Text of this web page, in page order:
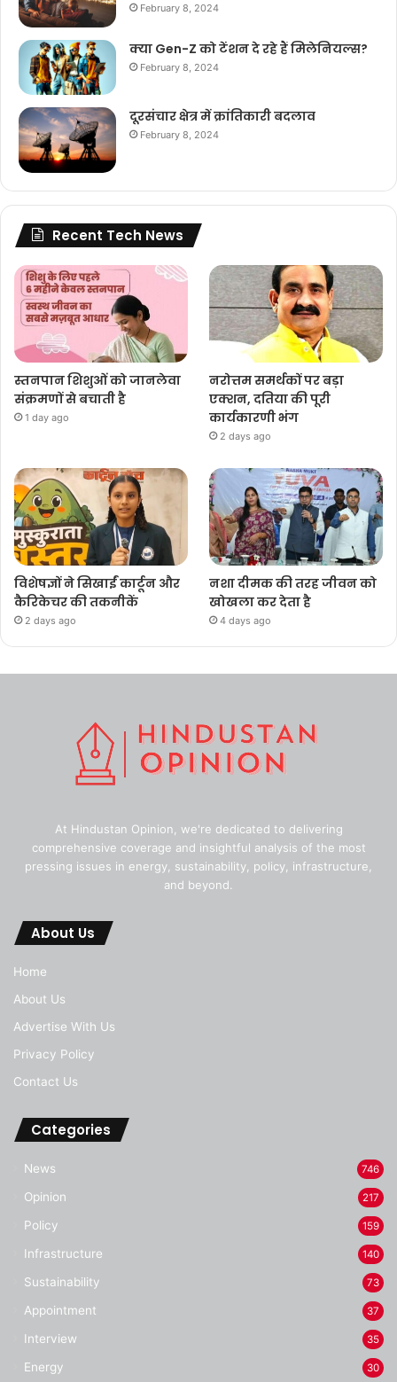
February 8, 2024
क्या Gen-Z को टेंशन दे रहे हैं मिलेनियल्स?
February 8, 2024
दूरसंचार क्षेत्र में क्रांतिकारी बदलाव
February 8, 2024
Recent Tech News
स्तनपान शिशुओं को जानलेवा
संक्रमणों से बचाती है
1 day ago
नरोत्तम समर्थकों पर बड़ा
एक्शन, दतिया की पूरी
कार्यकारणी भंग
2 days ago
विशेषज्ञों ने सिखाईं कार्टून और
कैरिकेचर की तकनीकें
2 days ago
नशा दीमक की तरह जीवन को
खोखला कर देता है
4 days ago
At Hindustan Opinion, we're dedicated to delivering
comprehensive coverage and insightful analysis of the most
pressing issues in energy, sustainability, policy, infrastructure,
and beyond.
About Us
Home
About Us
Advertise With Us
Privacy Policy
Contact Us
Categories
News 746
Opinion 217
Policy 159
Infrastructure 140
Sustainability 73
Appointment 37
Interview 35
Energy 30